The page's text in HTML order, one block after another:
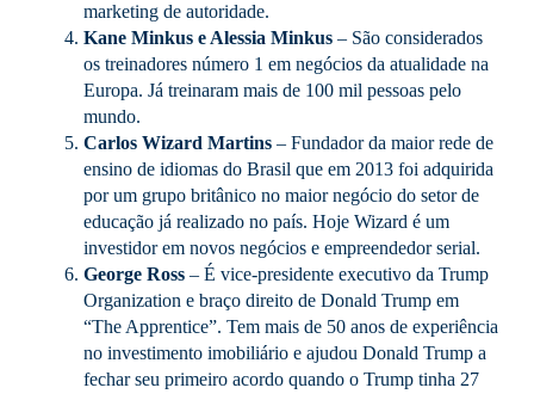
marketing de autoridade.
Kane Minkus e Alessia Minkus – São considerados
os treinadores número 1 em negócios da atualidade na
Europa. Já treinaram mais de 100 mil pessoas pelo
mundo.
Carlos Wizard Martins – Fundador da maior rede de
ensino de idiomas do Brasil que em 2013 foi adquirida
por um grupo britânico no maior negócio do setor de
educação já realizado no país. Hoje Wizard é um
investidor em novos negócios e empreendedor serial.
George Ross – É vice-presidente executivo da Trump
Organization e braço direito de Donald Trump em
“The Apprentice”. Tem mais de 50 anos de experiência
no investimento imobiliário e ajudou Donald Trump a
fechar seu primeiro acordo quando o Trump tinha 27